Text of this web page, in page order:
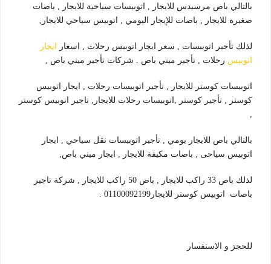
بالتالي باص مرسيدس للايجار , اتوبيسات سياحية للايجار , باصات
صغيرة للايجار , باصات للإيجار اليومي , اتوبيس سياحي للايجار,
لذلك تأجير اتوبيسات , سعر ايجار اتوبيس رحلات , اسعار
ايجار
اتوبيس رحلات , تأجير ميني باص . شركات تأجير ميني باص ,
اتوبيسات كوستر للايجار , تأجير اتوبيسات رحلات , ايجار اتوبيس
كوستر , تأجير كوستر ,اتوبيسات رحلات للايجار, تاجير اتوبيس كوستر
,
بالتالي باص للايجار يومي , تأجير اتوبيسات نقل سياحي , ايجار
اتوبيس سياحى , باصات مكيفة للايجار , ايجار ميني باص,
لذلك باص 33 راكب للايجار , باص 50 راكب للايجار , شركة تاجير
باصات اتوبيس كوستر للايجار01100092199 .
للحجز و الاستفسار